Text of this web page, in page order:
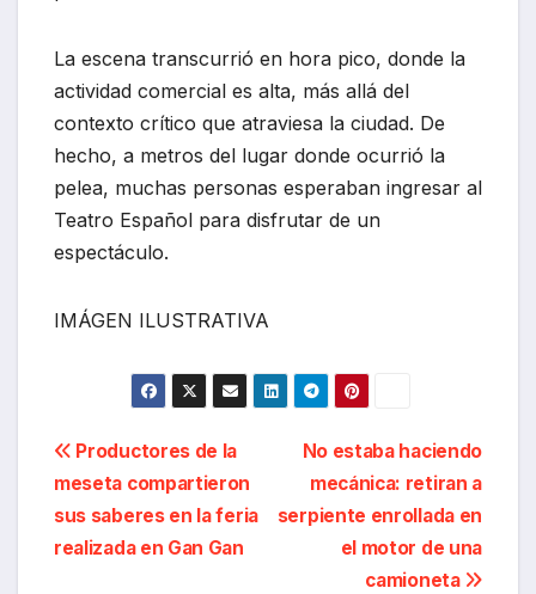
La escena transcurrió en hora pico, donde la
actividad comercial es alta, más allá del
contexto crítico que atraviesa la ciudad. De
hecho, a metros del lugar donde ocurrió la
pelea, muchas personas esperaban ingresar al
Teatro Español para disfrutar de un
espectáculo.
IMÁGEN ILUSTRATIVA
Navegación
de
entradas
No estaba haciendo
mecánica: retiran a
serpiente enrollada en
el motor de una
camioneta
Productores de la
meseta compartieron
sus saberes en la feria
realizada en Gan Gan